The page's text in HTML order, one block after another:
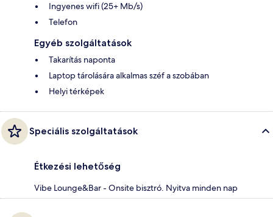
Ingyenes wifi (25+ Mb/s)
Telefon
Egyéb szolgáltatások
Takarítás naponta
Laptop tárolására alkalmas széf a szobában
Helyi térképek
Speciális szolgáltatások
Étkezési lehetőség
Vibe Lounge&Bar - Onsite bisztró. Nyitva minden nap